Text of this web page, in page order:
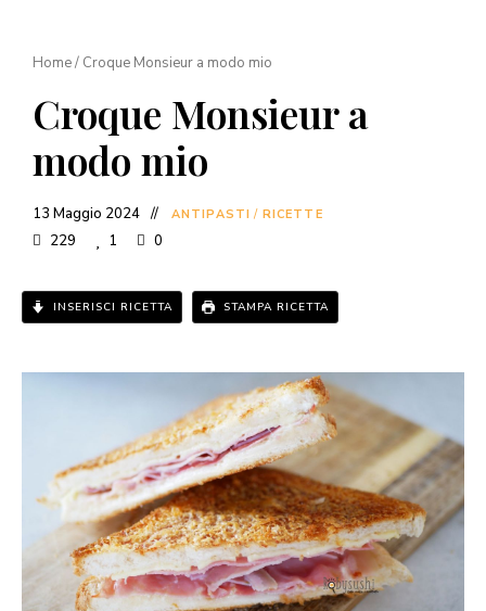
Home/ Croque Monsieur a modo mio
Croque Monsieur a
modo mio
13 Maggio 2024 ANTIPASTI / RICETTE
229 1 0
INSERISCI RICETTA STAMPA RICETTA